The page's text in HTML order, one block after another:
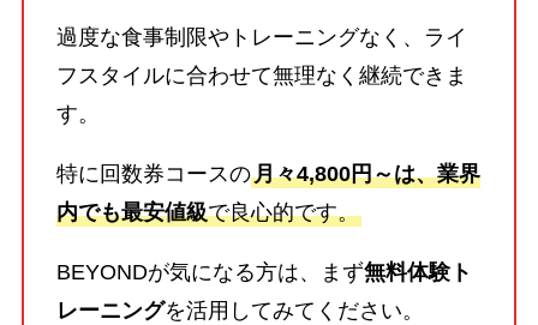
過度な食事制限やトレーニングなく、ライ
フスタイルに合わせて無理なく継続できま
す。
特に回数券コースの月々4,800円～は、業界
内でも最安値級で良心的です。
BEYONDが気になる方は、まず無料体験ト
レーニングを活用してみてください。